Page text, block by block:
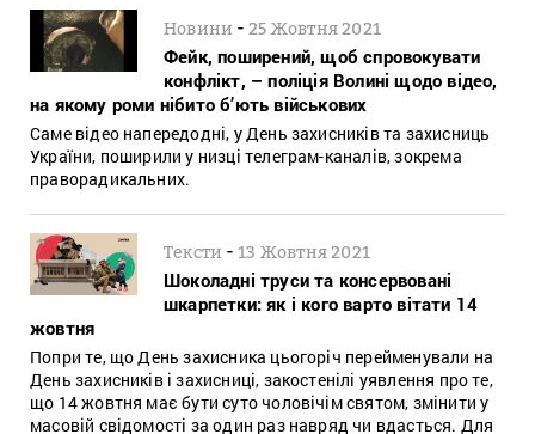
Новини -25 Жовтня 2021
Фейк, поширений, щоб спровокувати
конфлікт, – поліція Волині щодо відео,
на якому роми нібито б’ють військових
Саме відео напередодні, у День захисників та захисниць
України, поширили у низці телеграм-каналів, зокрема
праворадикальних.
Тексти -13 Жовтня 2021
Шоколадні труси та консервовані
шкарпетки: як і кого варто вітати 14
жовтня
Попри те, що День захисника цьогоріч перейменували на
День захисників і захисниці, закостенілі уявлення про те,
що 14 жовтня має бути суто чоловічім святом, змінити у
масовій свідомості за один раз навряд чи вдасться. Для